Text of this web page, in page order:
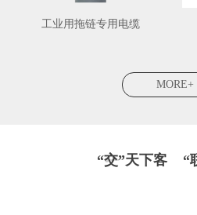
工业用拖链专用电缆
MORE+
“交”天下客 “